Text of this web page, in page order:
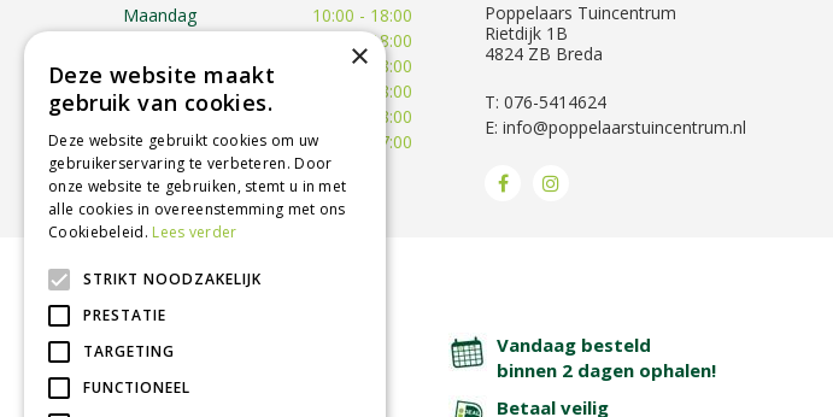
Maandag
10:00 - 18:00
09:30 - 18:00
Woensdag
09:30 - 18:00
Donderdag
09:30 - 18:00
Vrijdag
09:00 - 18:00
Zaterdag
09:00 - 17:00
Toon alle openingstijden
Poppelaars Tuincentrum
Rietdijk 1B
4824 ZB Breda
T: 076-5414624
E: info@poppelaarstuincentrum.nl
BETROUWBARE SERVICE
Lage verzendkosten
Vandaag besteld
binnen 2 dagen ophalen!
Betaal veilig
×
Deze website maakt
gebruik van cookies.
Deze website gebruikt cookies om uw
gebruikerservaring te verbeteren. Door
onze website te gebruiken, stemt u in met
alle cookies in overeenstemming met ons
Cookiebeleid. Lees verder
STRIKT NOODZAKELIJK
PRESTATIE
TARGETING
FUNCTIONEEL